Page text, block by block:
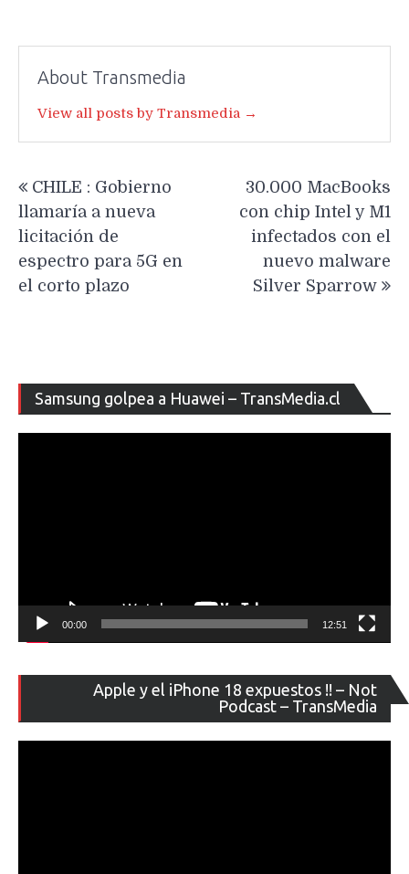
About Transmedia
View all posts by Transmedia →
de
entradas
CHILE : Gobierno
llamaría a nueva
licitación de
espectro para 5G en
el corto plazo
30.000 MacBooks
con chip Intel y M1
infectados con el
nuevo malware
Silver Sparrow
Samsung golpea a Huawei – TransMedia.cl
de
00:00 12:51
Apple y el iPhone 18 expuestos !! – Not
Podcast – TransMedia
de